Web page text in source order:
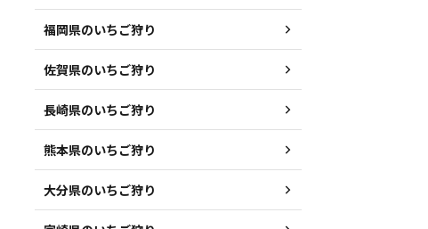
福岡県のいちご狩り
佐賀県のいちご狩り
長崎県のいちご狩り
熊本県のいちご狩り
大分県のいちご狩り